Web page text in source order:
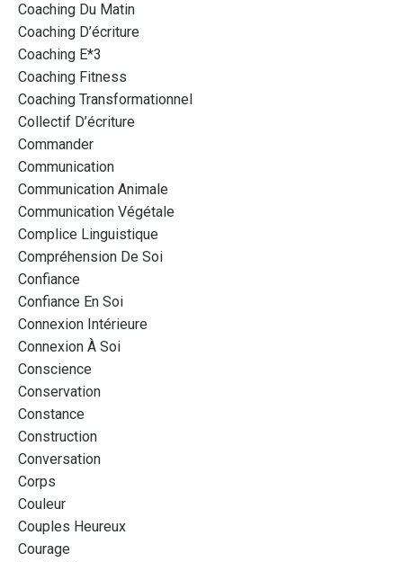
Coaching Du Matin
Coaching D’écriture
Coaching E*3
Coaching Fitness
Coaching Transformationnel
Collectif D’écriture
Commander
Communication
Communication Animale
Communication Végétale
Complice Linguistique
Compréhension De Soi
Confiance
Confiance En Soi
Connexion Intérieure
Connexion À Soi
Conscience
Conservation
Constance
Construction
Conversation
Corps
Couleur
Couples Heureux
Courage